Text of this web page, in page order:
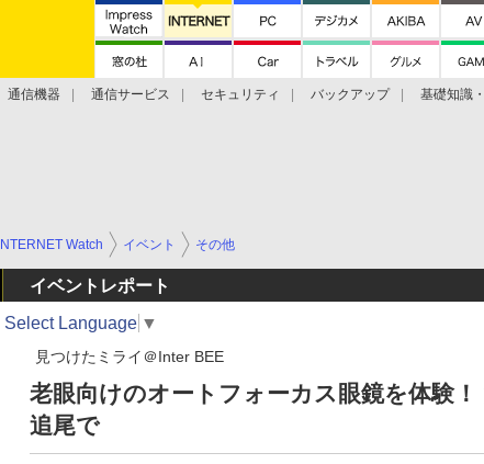
通信機器 通信サービス セキュリティ バックアップ 基礎知識
INTERNET Watch イベント その他
イベントレポート
Select Language ▼
見つけたミライ＠Inter BEE
老眼向けのオートフォーカス眼鏡を体験
追尾で